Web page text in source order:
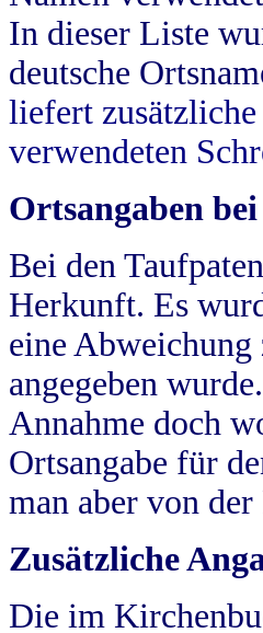
In dieser Liste
deutsche
liefert
verwendeten
Ortsangaben
Bei den
Herkunft. Es
eine
angegeben
Annahme doch
Ortsangabe für
man aber von
Zusätzliche
Die im